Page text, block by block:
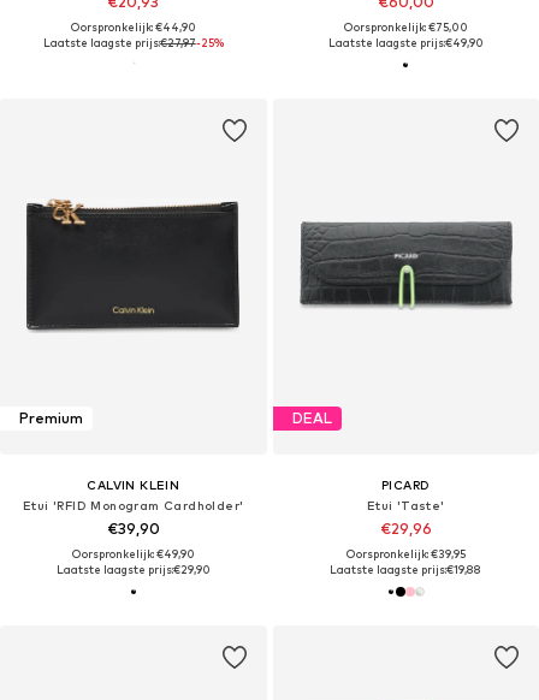
Oorspronkelijk: €44,90
Laatste laagste prijs:€27,97-25%
Oorspronkelijk: €75,00
Laatste laagste prijs:€49,90
Premium
CALVIN KLEIN
Etui 'RFID Monogram Cardholder'
€39,90
Oorspronkelijk: €49,90
Laatste laagste prijs:€29,90
DEAL
PICARD
Etui 'Taste'
€29,96
Oorspronkelijk: €39,95
Laatste laagste prijs:€19,88